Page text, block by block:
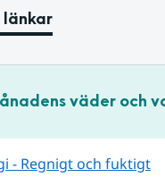
väder och
- Regnigt och fuktigt